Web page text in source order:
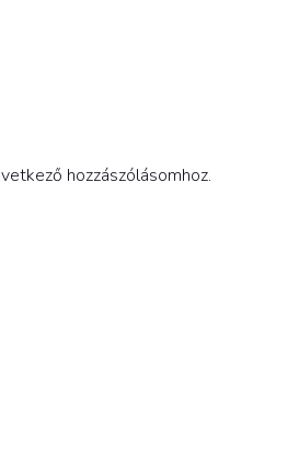
hozzászólásomhoz.